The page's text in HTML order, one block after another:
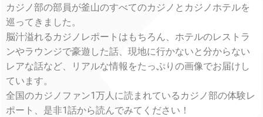
カジノ部の部員が釜山のすべてのカジノとカジノホテルを
巡ってきました。
脳汁溢れるカジノレポートはもちろん、ホテルのレストラ
ンやラウンジで豪遊した話、現地に行かないと分からない
レアな話など、リアルな情報をたっぷりの画像でお届けし
ています。
全国のカジノファン1万人に読まれているカジノ部の体験レ
ポート、是非1話から読んでみてください！